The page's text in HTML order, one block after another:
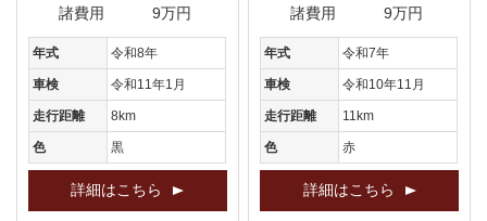
諸費用
9万円
年式 令和8年
車検 令和11年1月
走行距離 8km
色 黒
詳細はこちら
諸費用
9万円
年式 令和7年
車検 令和10年11月
走行距離 11km
色 赤
詳細はこちら